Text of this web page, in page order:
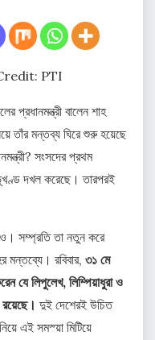
PTI
প্রধানমন্ত্রী বালেন শাহ
মন্তব্য ঘিরে শুরু হয়েছে
সংসদের প্রথম
দখল করেছে। তারপরই
সম্প্রতি তা নতুন করে
মন্তব্যে। রবিবার, ৩১ মে
যে লিপুলেখ, লিম্পিয়াধুরা ও
রয়েছে। দুই দেশেরই উচিত
এই সমস্য়া মিটিয়ে